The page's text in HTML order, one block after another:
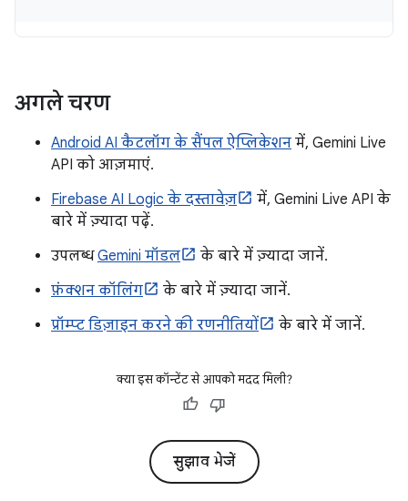
अगले चरण
Android AI कैटलॉग के सैंपल ऐप्लिकेशन में, Gemini Live
API को आज़माएं.
Firebase AI Logic के दस्तावेज़
में, Gemini Live API के
बारे में ज़्यादा पढ़ें.
उपलब्धGemini मॉडल
के बारे में ज़्यादा जानें.
फ़ंक्शन कॉलिंग
के बारे में ज़्यादा जानें.
प्रॉम्प्ट डिज़ाइन करने की रणनीतियों
के बारे में जानें.
क्या इस कॉन्टेंट से आपको मदद मिली?
सुझाव भेजें